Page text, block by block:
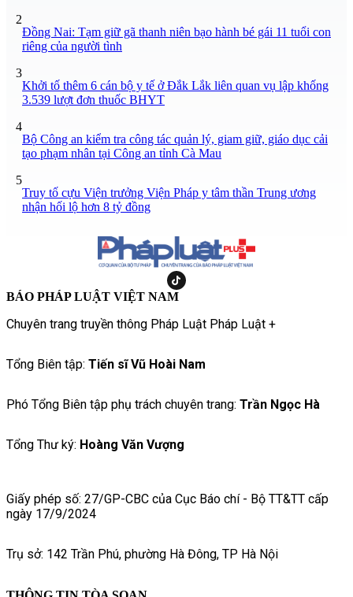
2
Đồng Nai: Tạm giữ gã thanh niên bạo hành bé gái 11 tuổi con
riêng của người tình
3
Khởi tố thêm 6 cán bộ y tế ở Đắk Lắk liên quan vụ lập khống
3.539 lượt đơn thuốc BHYT
4
Bộ Công an kiểm tra công tác quản lý, giam giữ, giáo dục cải
tạo phạm nhân tại Công an tỉnh Cà Mau
5
Truy tố cựu Viện trưởng Viện Pháp y tâm thần Trung ương
nhận hối lộ hơn 8 tỷ đồng
BÁO PHÁP LUẬT VIỆT NAM
Chuyên trang truyền thông Pháp Luật Pháp Luật +
Tổng Biên tập: Tiến sĩ Vũ Hoài Nam
Phó Tổng Biên tập phụ trách chuyên trang: Trần Ngọc Hà
Tổng Thư ký: Hoàng Văn Vượng
Giấy phép số: 27/GP-CBC của Cục Báo chí - Bộ TT&TT cấp
ngày 17/9/2024
Trụ sở: 142 Trần Phú, phường Hà Đông, TP Hà Nội